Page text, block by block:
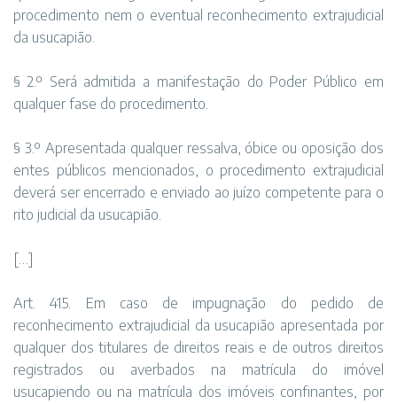
procedimento nem o eventual reconhecimento extrajudicial
da usucapião.
§ 2.º Será admitida a manifestação do Poder Público em
qualquer fase do procedimento.
§ 3.º Apresentada qualquer ressalva, óbice ou oposição dos
entes públicos mencionados, o procedimento extrajudicial
deverá ser encerrado e enviado ao juízo competente para o
rito judicial da usucapião.
[…]
Art. 415. Em caso de impugnação do pedido de
reconhecimento extrajudicial da usucapião apresentada por
qualquer dos titulares de direitos reais e de outros direitos
registrados ou averbados na matrícula do imóvel
usucapiendo ou na matrícula dos imóveis confinantes, por